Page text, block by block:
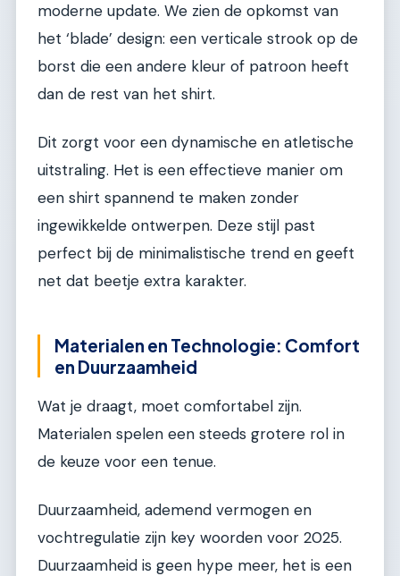
moderne update. We zien de opkomst van
het ‘blade’ design: een verticale strook op de
borst die een andere kleur of patroon heeft
dan de rest van het shirt.
Dit zorgt voor een dynamische en atletische
uitstraling. Het is een effectieve manier om
een shirt spannend te maken zonder
ingewikkelde ontwerpen. Deze stijl past
perfect bij de minimalistische trend en geeft
net dat beetje extra karakter.
Materialen en Technologie: Comfort
en Duurzaamheid
Wat je draagt, moet comfortabel zijn.
Materialen spelen een steeds grotere rol in
de keuze voor een tenue.
Duurzaamheid, ademend vermogen en
vochtregulatie zijn key woorden voor 2025.
Duurzaamheid is geen hype meer, het is een